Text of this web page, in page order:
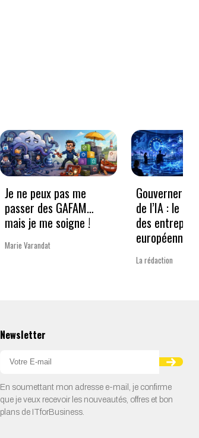
Je ne peux pas me
passer des GAFAM…
mais je me soigne !
Marie Varandat
Gouverner à
de l’IA : le
des entreprises
européennes
La rédaction
Newsletter
En soumettant mon adresse e-mail, je confirme
que je veux recevoir les nouveautés, offres et bon
plans de ITforBusiness.